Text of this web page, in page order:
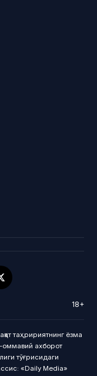
18+
таҳририятнинг ёзма
оммавий ахборот
тўғрисидаги
«Daily Media»